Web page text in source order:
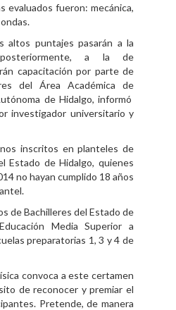
evaluados fueron: mecánica,
altos puntajes pasarán a la
a la de
capacitación por parte de
del Área Académica de
de Hidalgo, informó
investigador universitario y
inscritos en planteles de
Estado de Hidalgo, quienes
no hayan cumplido 18 años
de Bachilleres del Estado de
Media Superior a
preparatorias 1, 3 y 4 de
convoca a este certamen
de reconocer y premiar el
Pretende, de manera